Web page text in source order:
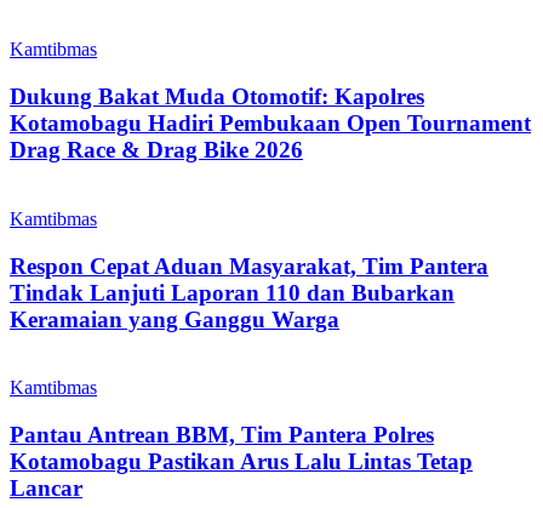
Kamtibmas
Dukung Bakat Muda Otomotif: Kapolres
Kotamobagu Hadiri Pembukaan Open Tournament
Drag Race & Drag Bike 2026
Kamtibmas
Respon Cepat Aduan Masyarakat, Tim Pantera
Tindak Lanjuti Laporan 110 dan Bubarkan
Keramaian yang Ganggu Warga
Kamtibmas
Pantau Antrean BBM, Tim Pantera Polres
Kotamobagu Pastikan Arus Lalu Lintas Tetap
Lancar